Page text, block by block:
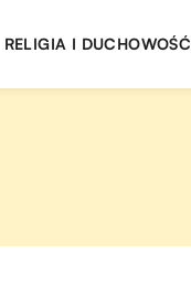
RELIGIA I DUCHOWOŚĆ